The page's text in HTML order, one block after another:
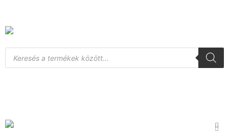
content
Products
search